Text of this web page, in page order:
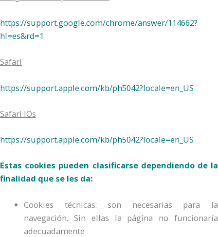
https://support.google.com/chrome/answer/114662?
hl=es&rd=1
Safari
https://support.apple.com/kb/ph5042?locale=en_US
Safari IOs
https://support.apple.com/kb/ph5042?locale=en_US
Estas cookies pueden clasificarse dependiendo de la
finalidad que se les da:
Cookies técnicas: son necesarias para la
navegación. Sin ellas la página no funcionaría
adecuadamente